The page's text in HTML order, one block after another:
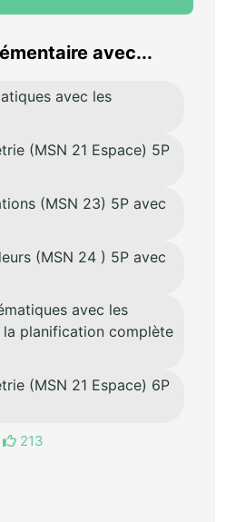
avec...
avec les
(MSN 21 Espace) 5P
(MSN 23) 5P avec
(MSN 24 ) 5P avec
avec les
la planification complète
(MSN 21 Espace) 6P
213